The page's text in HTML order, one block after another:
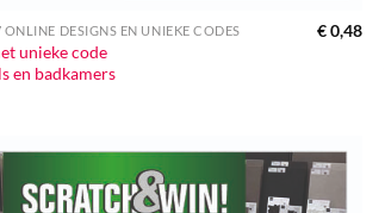
ONLINE DESIGNS EN UNIEKE CODES
unieke code
en badkamers
€0,48